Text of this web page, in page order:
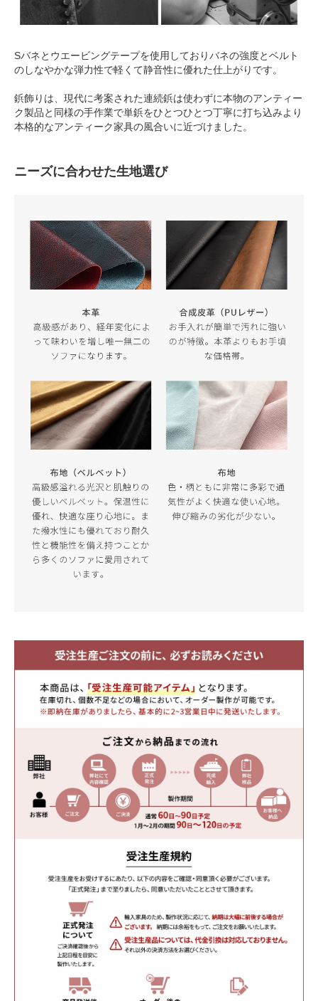
Sバネとウエービングテープを使用しておりバネの強度とベルト
のしなやかな弾力性で軽くて静音性に優れた仕上がりです。
鋲飾りは、現代に考案された連続鋲は使わずに本物のアンティー
ク製品と同様の手作業で単鋲をひとつひとつ丁寧に打ち込みより
本格的なアンティーク家具の風合いに近づけました。
ニーズに合わせた生地選び